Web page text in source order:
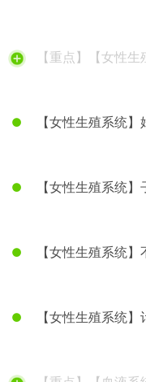
【重点】【女性
【女性生殖系统
【女性生殖系统
【女性生殖系统
【女性生殖系统】